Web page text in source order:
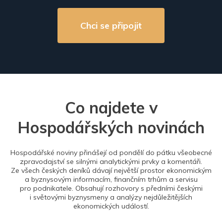
Chci se připojit
Co najdete v
Hospodářských novinách
Hospodářské noviny přinášejí od pondělí do pátku všeobecné
zpravodajství se silnými analytickými prvky a komentáři.
Ze všech českých deníků dávají největší prostor ekonomickým
a byznysovým informacím, finančním trhům a servisu
pro podnikatele. Obsahují rozhovory s předními českými
i světovými byznysmeny a analýzy nejdůležitějších
ekonomických událostí.